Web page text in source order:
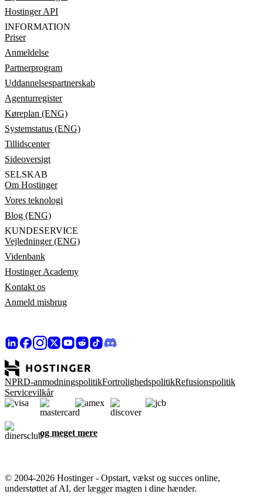
Hostinger API
INFORMATION
Priser
Anmeldelse
Partnerprogram
Uddannelsespartnerskab
Agenturregister
Køreplan (ENG)
Systemstatus (ENG)
Tillidscenter
Sideoversigt
SELSKAB
Om Hostinger
Vores teknologi
Blog (ENG)
KUNDESERVICE
Vejledninger (ENG)
Videnbank
Hostinger Academy
Kontakt os
Anmeld misbrug
NPRD-anmodningspolitikFortrolighedspolitikRefusionspolitik
Servicevilkår
og meget mere
© 2004-2026 Hostinger - Opstart, vækst og succes online,
understøttet af AI, der lægger magten i dine hænder.